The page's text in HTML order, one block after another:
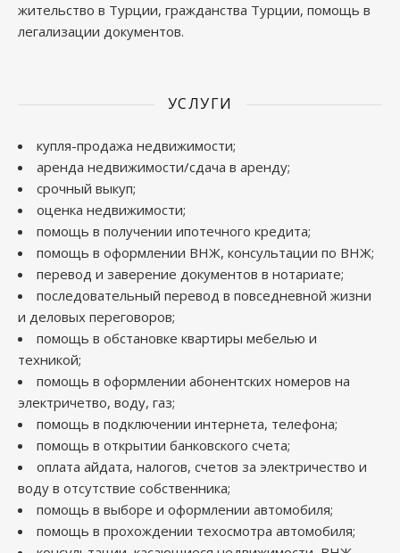
жительство в Турции, гражданства Турции, помощь в
легализации документов.
УСЛУГИ
купля-продажа недвижимости;
аренда недвижимости/сдача в аренду;
срочный выкуп;
оценка недвижимости;
помощь в получении ипотечного кредита;
помощь в оформлении ВНЖ, консультации по ВНЖ;
перевод и заверение документов в нотариате;
последовательный перевод в повседневной жизни
и деловых переговоров;
помощь в обстановке квартиры мебелью и
техникой;
помощь в оформлении абонентских номеров на
электричетво, воду, газ;
помощь в подключении интернета, телефона;
помощь в открытии банковского счета;
оплата айдата, налогов, счетов за электричество и
воду в отсутствие собственника;
помощь в выборе и оформлении автомобиля;
помощь в прохождении техосмотра автомобиля;